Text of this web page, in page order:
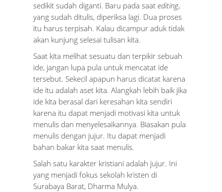
sedikit sudah diganti. Baru pada saatediting,
yang sudah ditulis, diperiksa lagi. Dua proses
itu harus terpisah. Kalau dicampur aduk tidak
akan kunjung selesai tulisan kita.
Saat kita melihat sesuatu dan terpikir sebuah
ide, jangan lupa pula untuk mencatat ide
tersebut. Sekecil apapun harus dicatat karena
ide itu adalah aset kita. Alangkah lebih baik jika
ide kita berasal dari keresahan kita sendiri
karena itu dapat menjadi motivasi kita untuk
menulis dan menyelesaikannya. Biasakan pula
menulis dengan jujur. Itu dapat menjadi
bahan bakar kita saat menulis.
Salah satu karakter kristiani adalah jujur. Ini
yang menjadi fokus sekolah kristen di
Surabaya Barat, Dharma Mulya.